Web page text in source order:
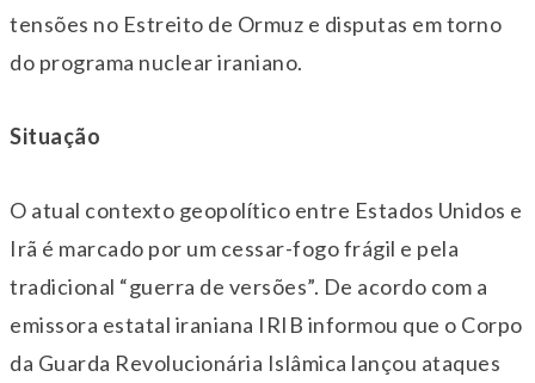
tensões no Estreito de Ormuz e disputas em torno
do programa nuclear iraniano.
Situação
O atual contexto geopolítico entre Estados Unidos e
Irã é marcado por um cessar-fogo frágil e pela
tradicional “guerra de versões”. De acordo com a
emissora estatal iraniana IRIB informou que o Corpo
da Guarda Revolucionária Islâmica lançou ataques